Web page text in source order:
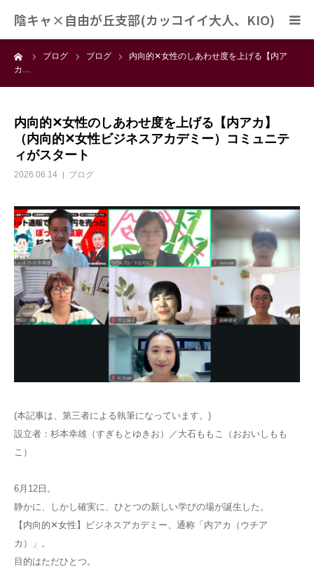
陰キャ×自由が丘支部(カッコイイ大人、KIO)
ブログ ブログ
内向的✕女性のしあわせ度を上げる【内ア
カ…
内向的✕女性のしあわせ度を上げる【内アカ】
（内向的✕女性ビジネスアカデミー）コミュニテ
ィがスタート
2026.06.14 ブログ
(本記事は、第三者による執筆になっています。)
設立者：杉本幸雄（すぎもとゆきお）／大石ももこ（おおいしもも
こ）
6月12日。
静かに、しかし確実に、ひとつの新しい学びの場が誕生した。
【内向的✕女性】ビジネスアカデミー、通称「内アカ（ウチア
カ）」。
目的はただひとつ。
陰キャ×自由が丘支部とは？
開催スケジュール
ブログ